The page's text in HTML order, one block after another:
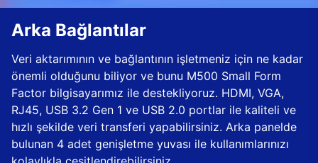
Arka Bağlantılar
Veri aktarımının ve bağlantının işletmeniz için ne kadar
önemli olduğunu biliyor ve bunu M500 Small Form
Factor bilgisayarımız ile destekliyoruz. HDMI, VGA,
RJ45, USB 3.2 Gen 1 ve USB 2.0 portlar ile kaliteli ve
hızlı şekilde veri transferi yapabilirsiniz. Arka panelde
bulunan 4 adet genişletme yuvası ile kullanımlarınızı